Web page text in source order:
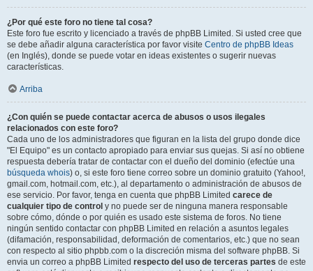
¿Por qué este foro no tiene tal cosa?
Este foro fue escrito y licenciado a través de phpBB Limited. Si usted cree que
se debe añadir alguna característica por favor visite Centro de phpBB Ideas
(en Inglés), donde se puede votar en ideas existentes o sugerir nuevas
características.
Arriba
¿Con quién se puede contactar acerca de abusos o usos ilegales
relacionados con este foro?
Cada uno de los administradores que figuran en la lista del grupo donde dice
"El Equipo" es un contacto apropiado para enviar sus quejas. Si así no obtiene
respuesta debería tratar de contactar con el dueño del dominio (efectúe una
búsqueda whois) o, si este foro tiene correo sobre un dominio gratuito (Yahoo!,
gmail.com, hotmail.com, etc.), al departamento o administración de abusos de
ese servicio. Por favor, tenga en cuenta que phpBB Limited carece de
cualquier tipo de control y no puede ser de ninguna manera responsable
sobre cómo, dónde o por quién es usado este sistema de foros. No tiene
ningún sentido contactar con phpBB Limited en relación a asuntos legales
(difamación, responsabilidad, deformación de comentarios, etc.) que no sean
con respecto al sitio phpbb.com o la discreción misma del software phpBB. Si
envia un correo a phpBB Limited respecto del uso de terceras partes de este